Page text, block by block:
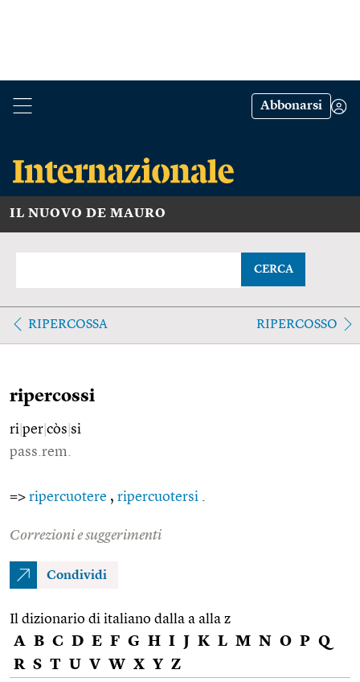
Abbonarsi
IL NUOVO DE MAURO
CERCA
RIPERCOSSA RIPERCOSSO
ripercossi
ri per còs si
pass.rem.
=> ripercuotere , ripercuotersi
Correzioni e suggerimenti
Condividi
Il dizionario di italiano dalla a alla z
A B C D E F G H I J K L M N O P Q
R S T U V W X Y Z